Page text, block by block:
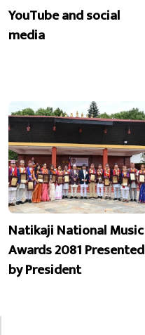
YouTube and social
media
Natikaji National Music
Awards 2081 Presented
by President